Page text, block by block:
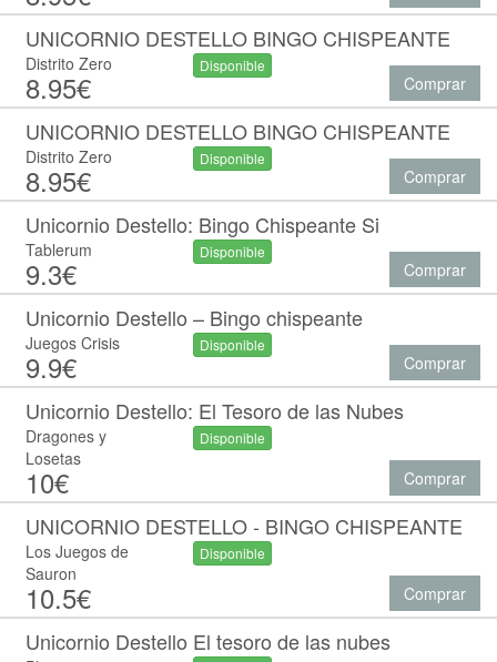
UNICORNIO DESTELLO BINGO CHISPEANTE
Distrito Zero
8.95€
Disponible
Comprar
UNICORNIO DESTELLO BINGO CHISPEANTE
Distrito Zero
8.95€
Disponible
Comprar
Unicornio Destello: Bingo Chispeante Si
Tablerum
9.3€
Disponible
Comprar
Unicornio Destello – Bingo chispeante
Juegos Crisis
9.9€
Disponible
Comprar
Unicornio Destello: El Tesoro de las Nubes
Dragones y
Losetas
10€
Disponible
Comprar
UNICORNIO DESTELLO - BINGO CHISPEANTE
Los Juegos de
Sauron
10.5€
Disponible
Comprar
Unicornio Destello El tesoro de las nubes